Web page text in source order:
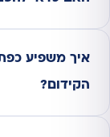
איך משפיע
הקידום?